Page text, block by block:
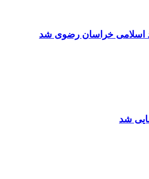
اسلامی خراسان رضوی شد
شد